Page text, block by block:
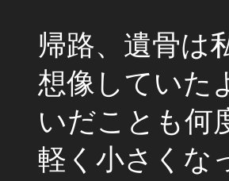
帰路、遺骨は
想像していた
いだことも何
軽く小さくな